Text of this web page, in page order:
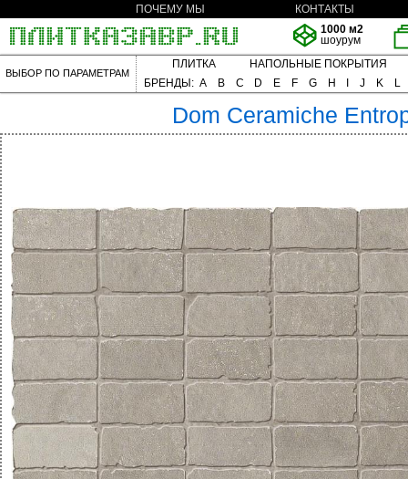
ПОЧЕМУ МЫ
КОНТАКТЫ
1000 м2
шоурум
ВЫБОР ПО ПАРАМЕТРАМ
ПЛИТКА
НАПОЛЬНЫЕ ПОКРЫТИЯ
БРЕНДЫ: A B C D E F G H J K L
Dom Ceramiche